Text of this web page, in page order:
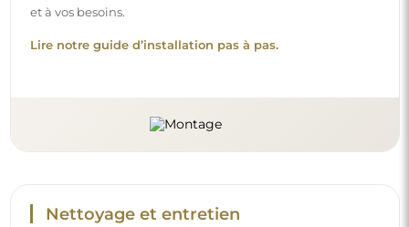
et à vos besoins.
Lire notre guide d’installation pas à pas.
Nettoyage et entretien